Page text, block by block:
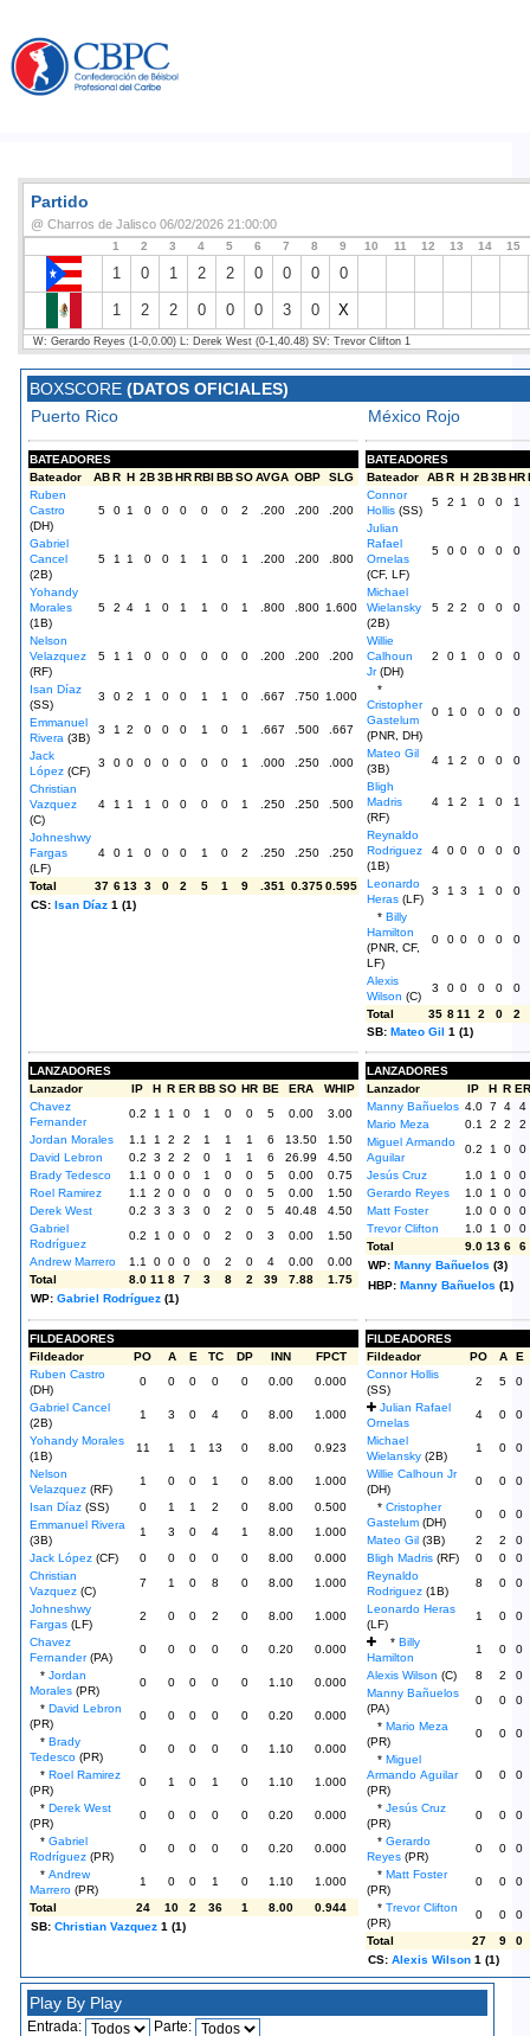
Partido
@ Charros de Jalisco 06/02/2026 21:00:00
1 2 3 4 5 6 7 8 9 10 11 12 13 14 15
1 0 1 2 2 0 0 0 0
1 2 2 0 0 0 3 0 X
W: Gerardo Reyes (1-0,0.00) L: Derek West (0-1,40.48) SV: Trevor Clifton 1
BOXSCORE (DATOS OFICIALES)
Puerto Rico
México Rojo
BATEADORES
Bateador
ABR H 2B3BHRRBIBBSOAVGA OBP
SLG
Ruben
Castro
(DH)
5 0 1 0 0 0 0 0 2 .200 .200 .200
Gabriel
Cancel
(2B)
5 1 1 0 0 1 1 0 1 .200 .200 .800
Yohandy
Morales
(1B)
5 2 4 1 0 1 1 0 1 .800 .800 1.600
Nelson
Velazquez
(RF)
5 1 1 0 0 0 0 0 0 .200 .200 .200
Isan Díaz
(SS)
3 0 2 1 0 0 1 1 0 .667 .750 1.000
Emmanuel
Rivera (3B)
3 1 2 0 0 0 1 0 1 .667 .500
.667
Jack
López (CF)
3 0 0 0 0 0 0 0 1 .000 .250
.000
Christian
Vazquez
(C)
4 1 1 1 0 0 0 0 1 .250 .250 .500
Johneshwy
Fargas
(LF)
4 0 1 0 0 0 1 0 2 .250 .250 .250
Total 37 6 13 3 0 2 5 1 9 .351 0.3750.595
CS:
Isan Díaz 1 (1)
BATEADORES
Bateador
ABR H 2B3BHR
Connor
Hollis (SS)
5 2 1 0 0
1
Julian
Rafael
Ornelas
(CF, LF)
5 0 0 0 0 0
Michael
Wielansky
(2B)
5 2 2 0 0 0
Willie
Calhoun
Jr(DH)
2 0 1 0 0 0
*
Cristopher
Gastelum
(PNR, DH)
0 1 0 0 0 0
Mateo Gil
(3B)
4 1 2 0 0
0
Bligh
Madris
(RF)
4 1 2 1 0 1
Reynaldo
Rodriguez
(1B)
4 0 0 0 0 0
Leonardo
Heras (LF)
3 1 3 1 0
0
* Billy
Hamilton
(PNR, CF,
LF)
0 0 0 0 0 0
Alexis
Wilson (C)
3 0 0 0 0
0
Total
35 8 11 2 0
2
SB:
Mateo Gil 1 (1)
LANZADORES
Lanzador
IP H R ER BB SO HR BE ERA
WHIP
Chavez
Fernander
0.2 1 1 0 1 0 0 5 0.00
3.00
Jordan Morales
1.1 1 2 2 1 1 1 6 13.50
1.50
David Lebron
0.2 3 2 2 0 1 1 6 26.99
4.50
Brady Tedesco
1.1 0 0 0 1 0 0 5 0.00
0.75
Roel Ramirez
1.1 2 0 0 0 0 0 5 0.00
1.50
Derek West
0.2 3 3 3 0 2 0 5 40.48
4.50
Gabriel
Rodríguez
0.2 1 0 0 0 2 0 3 0.00
1.50
Andrew Marrero
1.1 0 0 0 0 2 0 4 0.00
0.00
Total
8.0 11 8 7 3 8 2 39 7.88
1.75
WP:
Gabriel Rodríguez (1)
LANZADORES
Lanzador
IP H R ER
Manny Bañuelos 4.0 7 4
4
Mario Meza
0.1 2 2
2
Miguel Armando
Aguilar
0.2 1 0
0
Jesús Cruz
1.0 1 0
0
Gerardo Reyes
1.0 1 0
0
Matt Foster
1.0 0 0
0
Trevor Clifton
1.0 1 0
0
Total
9.0 13 6
6
WP:
Manny Bañuelos (3)
HBP:
Manny Bañuelos (1)
FILDEADORES
Fildeador
PO A E TC DP INN
FPCT
Ruben Castro
(DH)
0 0 0 0 0 0.00
0.000
Gabriel Cancel
(2B)
1 3 0 4 0 8.00
1.000
Yohandy Morales
(1B)
11 1 1 13 0 8.00
0.923
Nelson
Velazquez (RF)
1 0 0 1 0 8.00
1.000
Isan Díaz (SS) 0 1 1 2 0 8.00
0.500
Emmanuel Rivera
(3B)
1 3 0 4 1 8.00
1.000
Jack López (CF) 0 0 0 0 0 8.00
0.000
Christian
Vazquez (C)
7 1 0 8 0 8.00
1.000
Johneshwy
Fargas (LF)
2 0 0 2 0 8.00
1.000
Chavez
Fernander(PA)
0 0 0 0 0 0.20
0.000
* Jordan
Morales (PR)
0 0 0 0 0 1.10
0.000
*
David Lebron
(PR)
0 0 0 0 0 0.20
0.000
* Brady
Tedesco (PR)
0 0 0 0 0 1.10
0.000
* Roel Ramirez
(PR)
0 1 0 1 0 1.10
1.000
*
Derek West
(PR)
0 0 0 0 0 0.20
0.000
* Gabriel
Rodríguez (PR)
0 0 0 0 0 0.20
0.000
* Andrew
Marrero (PR)
1 0 0 1 0 1.10
1.000
Total
24 10 2 36 1 8.00
0.944
SB: Christian Vazquez 1 (1)
FILDEADORES
Fildeador
PO A
E
Connor Hollis
(SS)
2 5
0
Julian Rafael
Ornelas
4 0
0
Michael
Wielansky (2B)
1 0
0
Willie Calhoun Jr
(DH)
0 0
0
* Cristopher
Gastelum (DH)
0 0
0
Mateo Gil (3B) 2 2
0
Bligh Madris (RF) 0 0
0
Reynaldo
Rodriguez (1B)
8 0
0
Leonardo Heras
(LF)
1 0
0
* Billy
Hamilton
1 0
0
Alexis Wilson (C) 8 2
0
Manny Bañuelos
(PA)
0 0
0
* Mario Meza
(PR)
0 0
0
* Miguel
Armando Aguilar
(PR)
0 0 0
*
Jesús Cruz
(PR)
0 0
0
* Gerardo
Reyes (PR)
0 0
0
* Matt Foster
(PR)
0 0
0
* Trevor Clifton
(PR)
0 0
0
Total
27 9
0
CS: Alexis Wilson 1 (1)
Play By Play
Entrada: Parte: